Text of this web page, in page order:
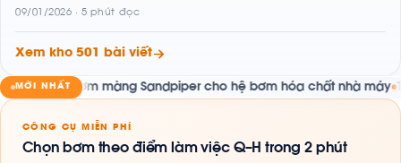
09/01/2026 · 5 phút đọc
Xem kho 501 bài viết
MỚI NHẤT
bơm màng Sandpiper cho hệ bơm hóa chất nhà máy● Tuyển
CÔNG CỤ MIỄN PHÍ
Chọn bơm theo điểm làm việc Q–H trong 2 phút